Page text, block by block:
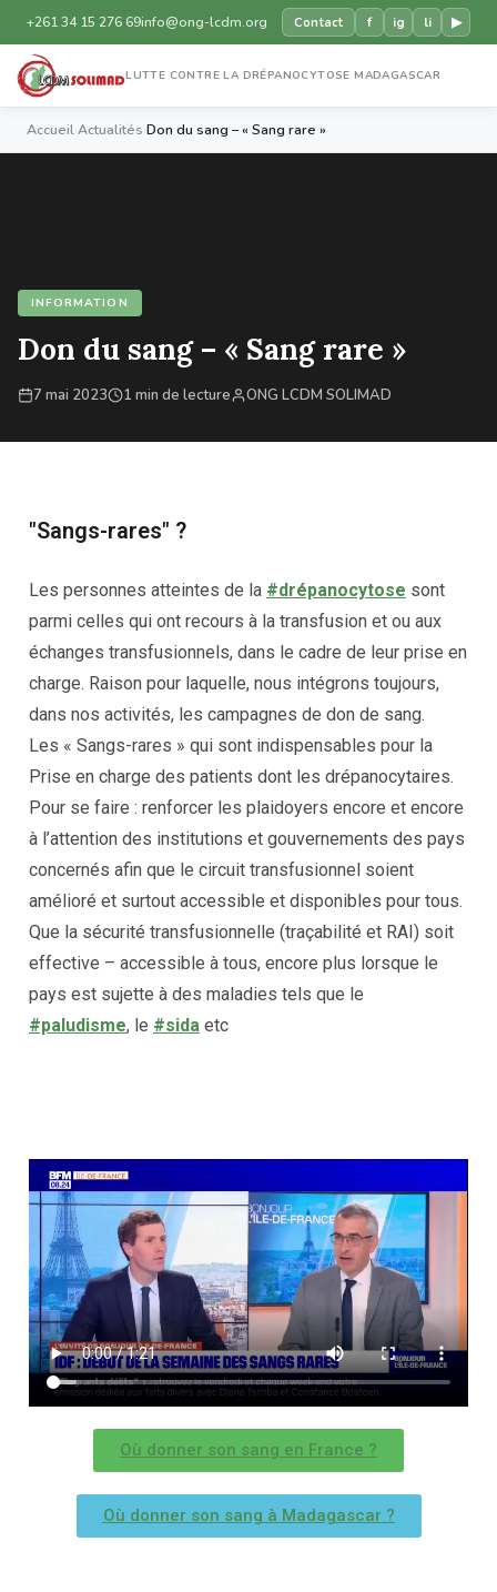
+261 34 15 276 69info@ong-lcdm.org Contact f ig li ▶
LUTTE CONTRE LA DRÉPANOCYTOSE MADAGASCAR
AccueilActualités Don du sang – « Sang rare »
INFORMATION
Don du sang – « Sang rare »
7 mai 2023 1 min de lecture ONG LCDM SOLIMAD
"Sangs-rares" ?
Les personnes atteintes de la #drépanocytose sont
parmi celles qui ont recours à la transfusion et ou aux
échanges transfusionnels, dans le cadre de leur prise en
charge. Raison pour laquelle, nous intégrons toujours,
dans nos activités, les campagnes de don de sang.
Les « Sangs-rares » qui sont indispensables pour la
Prise en charge des patients dont les drépanocytaires.
Pour se faire : renforcer les plaidoyers encore et encore
à l’attention des institutions et gouvernements des pays
concernés afin que le circuit transfusionnel soient
amélioré et surtout accessible et disponibles pour tous.
Que la sécurité transfusionnelle (traçabilité et RAI) soit
effective – accessible à tous, encore plus lorsque le
pays est sujette à des maladies tels que le
#paludisme, le #sida etc
Où donner son sang en France ?
Où donner son sang à Madagascar ?